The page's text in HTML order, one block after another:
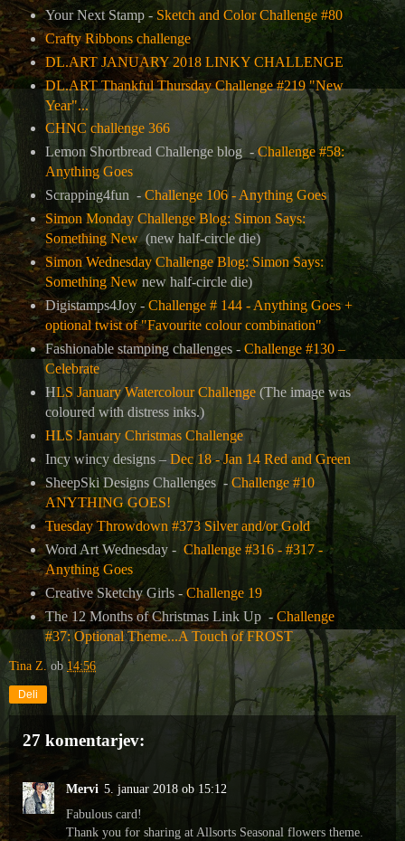
Your Next Stamp - Sketch and Color Challenge #80
Crafty Ribbons challenge
DL.ART JANUARY 2018 LINKY CHALLENGE
DL.ART Thankful Thursday Challenge #219 "New
Year"...
CHNC challenge 366
Lemon Shortbread Challenge blog - Challenge #58:
Anything Goes
Scrapping4fun - Challenge 106 - Anything Goes
Simon Monday Challenge Blog: Simon Says:
Something New (new half-circle die)
Simon Wednesday Challenge Blog: Simon Says:
Something New new half-circle die)
Digistamps4Joy - Challenge # 144 - Anything Goes +
optional twist of "Favourite colour combination"
Fashionable stamping challenges - Challenge #130 –
Celebrate
HLS January Watercolour Challenge(The image was
coloured with distress inks.)
HLS January Christmas Challenge
Incy wincy designs –Dec 18 - Jan 14 Red and Green
SheepSki Designs Challenges - Challenge #10
ANYTHING GOES!
Tuesday Throwdown #373 Silver and/or Gold
Word Art Wednesday - Challenge #316 - #317 -
Anything Goes
Creative Sketchy Girls - Challenge 19
The 12 Months of Christmas Link Up - Challenge
#37: Optional Theme...A Touch of FROST
Tina Z. ob14:56
Deli
27 komentarjev:
Mervi 5. januar 2018 ob 15:12
Fabulous card!
Thank you for sharing at Allsorts Seasonal flowers theme.